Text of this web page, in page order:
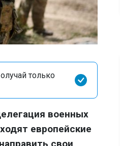
только
военных
европейские